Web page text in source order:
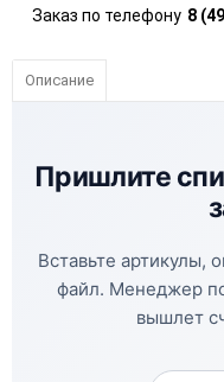
Заказ по телефону 8
Описание
Пришлите
Вставьте артикулы,
файл. Менеджер
вышлет